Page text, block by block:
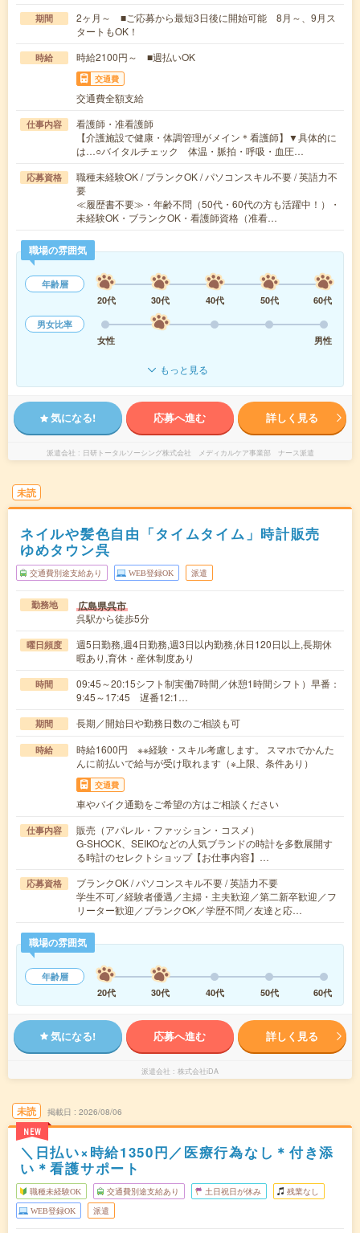
期間
2ヶ月～ ■ご応募から最短3日後に開始可能 8月～、9月ス
タートもOK！
時給 時給2100円～ ■週払いOK
交通費
交通費全額支給
仕事内容
看護師・准看護師
【介護施設で健康・体調管理がメイン＊看護師】▼具体的に
は…○バイタルチェック 体温・脈拍・呼吸・血圧…
応募資格
職種未経験OK / ブランクOK / パソコンスキル不要 / 英語力不
要
≪履歴書不要≫・年齢不問（50代・60代の方も活躍中！）・
未経験OK・ブランクOK・看護師資格（准看…
職場の雰囲気
年齢層
20代
30代 40代 50代
60代
男女比率
女性
男性
もっと見る
気になる! 応募へ進む 詳しく見る
派遣会社 日研トータルソーシング株式会社 メディカルケア事業部 ナース派遣
未読
ネイルや髪色自由「タイムタイム」時計販売
ゆめタウン呉
交通費別途支給あり WEB登録OK 派遣
勤務地 広島県呉市
呉駅から徒歩5分
曜日頻度
週5日勤務,週4日勤務,週3日以内勤務,休日120日以上,長期休
暇あり,育休・産休制度あり
時間
09:45～20:15シフト制実働7時間／休憩1時間シフト）早番：
9:45～17:45 遅番12:1…
期間 長期／開始日や勤務日数のご相談も可
時給
時給1600円 ※※経験・スキル考慮します。 スマホでかんた
んに前払いで給与が受け取れます（※上限、条件あり）
交通費
車やバイク通勤をご希望の方はご相談ください
仕事内容
販売（アパレル・ファッション・コスメ）
G-SHOCK、SEIKOなどの人気ブランドの時計を多数展開す
る時計のセレクトショップ【お仕事内容】…
応募資格
ブランクOK / パソコンスキル不要 / 英語力不要
学生不可／経験者優遇／主婦・主夫歓迎／第二新卒歓迎／フ
リーター歓迎／ブランクOK／学歴不問／友達と応…
職場の雰囲気
年齢層
20代
30代 40代 50代 60代
気になる! 応募へ進む 詳しく見る
派遣会社 株式会社iDA
未読
NEW
掲載日 2026/08/06
＼日払い×時給1350円／医療行為なし＊付き添
い＊看護サポート
職種未経験OK 交通費別途支給あり 土日祝日が休み 残業なし
WEB登録OK 派遣